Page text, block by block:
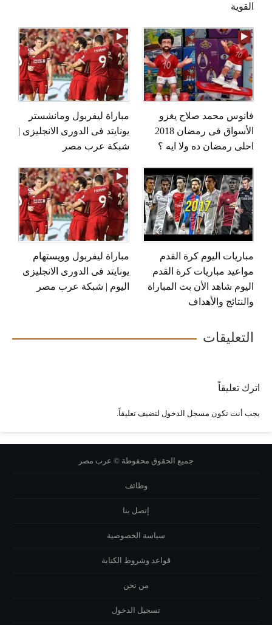
القوية
فانوس محمد صلاح يغزو
الأسواق فى رمضان 2018
احلى رمضان ده ولا ايه ؟
مباراة ليفربول ومانشستر
يونايتد فى الدورى الانجليزى |
شبكة عرب مصر
مباريات اليوم كرة القدم
مواعيد مباريات كرة القدم
اليوم شاهد الأن بث المباراة
والنتائج والأهداف
مباراة ليفربول وويستهام
يونايتد فى الدورى الانجليزى
اليوم | شبكة عرب مصر
التعليقات
اترك تعليقاً
يجب أنت تكون مسجل الدخول لتضيف تعليقاً.
جميع الحقوق محفوظة © عرب مصر
وظائف
إتصل بنا
سياسة الخصوصية
قواعد وشروط الكتابة
من نحن
تسجيل الدخول